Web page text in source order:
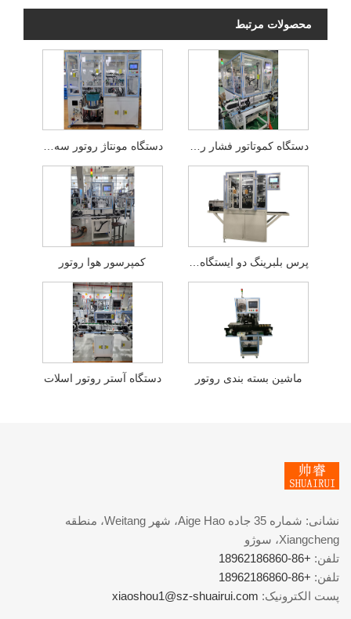
محصولات مرتبط
کمپرسور هوا روتور پرس بلبرینگ دو ایستگاه روتور
دستگاه آستر روتور اسلات ماشین بسته بندی روتور
نشانی: شماره 35 جاده Aige Hao، شهر Weitang، منطقه
Xiangcheng، سوژو
تلفن: +86-18962186860
تلفن: +86-18962186860
پست الکترونیک: xiaoshou1@sz-shuairui.com